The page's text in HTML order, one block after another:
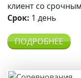
клиент со
Срок: 1 день
ПОДРОБНЕЕ